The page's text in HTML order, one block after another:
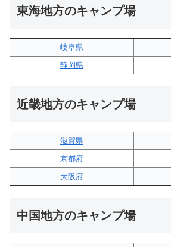
東海地方のキャンプ場
岐阜県
静岡県
近畿地方のキャンプ場
滋賀県
京都府
大阪府
中国地方のキャンプ場